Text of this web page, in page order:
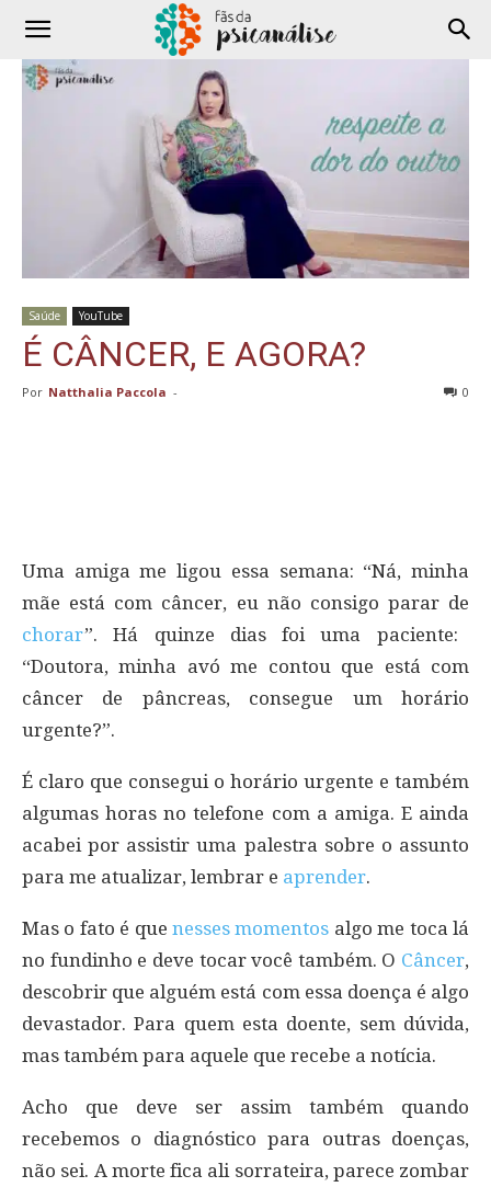
Saúde YouTube
É CÂNCER, E AGORA?
Por Natthalia Paccola - 0
Uma amiga me ligou essa semana: “Ná, minha
mãe está com câncer, eu não consigo parar de
chorar”. Há quinze dias foi uma paciente:
“Doutora, minha avó me contou que está com
câncer de pâncreas, consegue um horário
urgente?”.
É claro que consegui o horário urgente e também
algumas horas no telefone com a amiga. E ainda
acabei por assistir uma palestra sobre o assunto
para me atualizar, lembrar e aprender.
Mas o fato é que nesses momentos algo me toca lá
no fundinho e deve tocar você também. O Câncer,
descobrir que alguém está com essa doença é algo
devastador. Para quem esta doente, sem dúvida,
mas também para aquele que recebe a notícia.
Acho que deve ser assim também quando
recebemos o diagnóstico para outras doenças,
não sei. A morte fica ali sorrateira, parece zombar